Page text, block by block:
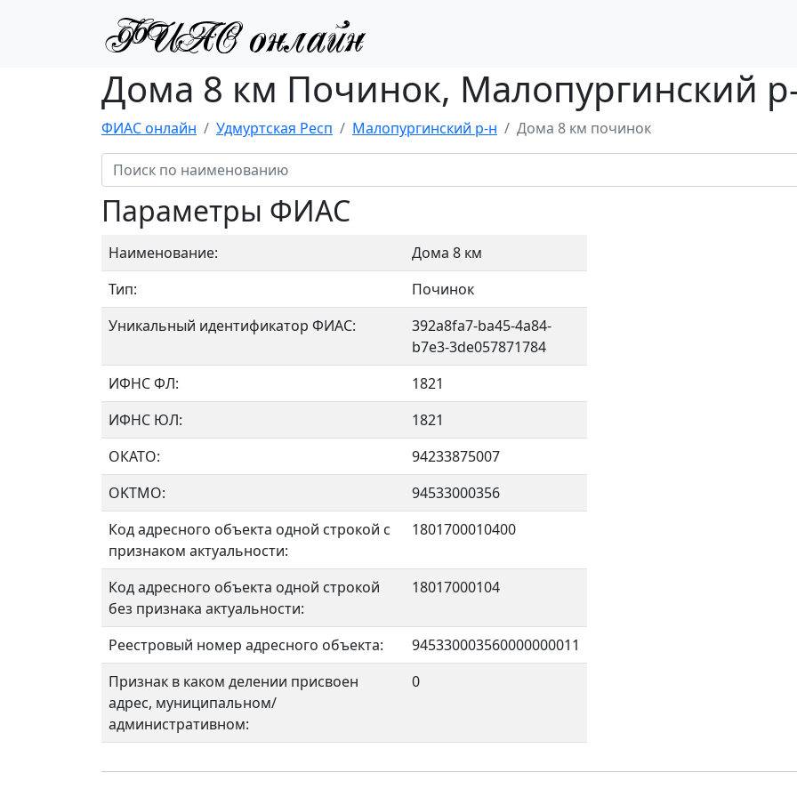
Дома 8 км Починок, Малопургинский
ФИАС онлайн Удмуртская Респ Малопургинский р-н Дома 8 км починок
Параметры ФИАС
Наименование:
Дома 8 км
Тип:
Починок
Уникальный идентификатор ФИАС:
392a8fa7-ba45-4a84-
b7e3-3de057871784
ИФНС ФЛ:
1821
ИФНС ЮЛ:
1821
ОКАТО:
94233875007
OKTMO:
94533000356
Код адресного объекта одной строкой с
признаком актуальности:
1801700010400
Код адресного объекта одной строкой
без признака актуальности:
18017000104
Реестровый номер адресного объекта:
945330003560000000011
Признак в каком делении присвоен
адрес, муниципальном/
административном:
0